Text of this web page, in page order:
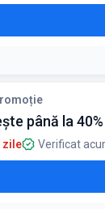
până la
zile Verificat